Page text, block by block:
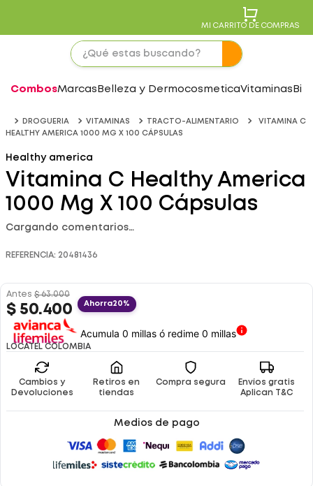
MI CARRITO DE COMPRAS
CombosMarcas Belleza y DermocosmeticaVitaminas
DROGUERIA VITAMINAS TRACTO-ALIMENTARIO
VITAMINA C
HEALTHY AMERICA 1000 MG X 100 CÁPSULAS
Healthy america
Vitamina C Healthy America
1000 Mg X 100 Cápsulas
Cargando comentarios…
REFERENCIA: 20481436
Antes $ 63.000
$ 50.400 Ahorra20%
Acumula 0 millas ó redime 0 millas
LOCATEL COLOMBIA
Cambios y
Devoluciones
Retiros en
tiendas
Compra segura
Envíos gratis
Aplican T&C
Medios de pago